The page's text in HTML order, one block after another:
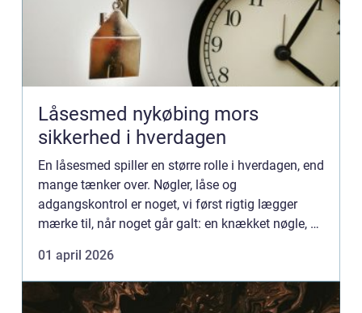
Låsesmed nykøbing mors
sikkerhed i hverdagen
En låsesmed spiller en større rolle i hverdagen, end
mange tænker over. Nøgler, låse og
adgangskontrol er noget, vi først rigtig lægger
mærke til, når noget går galt: en knækket nøgle, en
have været undgå...
01 april 2026